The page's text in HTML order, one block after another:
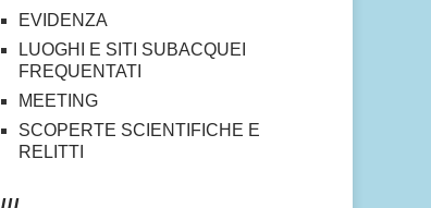
EVIDENZA
LUOGHI E SITI SUBACQUEI
FREQUENTATI
MEETING
SCOPERTE SCIENTIFICHE E
RELITTI